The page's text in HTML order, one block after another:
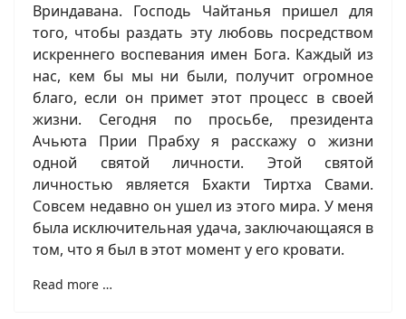
Вриндавана. Господь Чайтанья пришел для
того, чтобы раздать эту любовь посредством
искреннего воспевания имен Бога. Каждый из
нас, кем бы мы ни были, получит огромное
благо, если он примет этот процесс в своей
жизни. Сегодня по просьбе, президента
Ачьюта Прии Прабху я расскажу о жизни
одной святой личности. Этой святой
личностью является Бхакти Тиртха Свами.
Совсем недавно он ушел из этого мира. У меня
была исключительная удача, заключающаяся в
том, что я был в этот момент у его кровати.
Read more …